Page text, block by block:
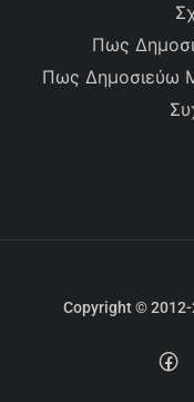
Πως
Πως Δημοσιεύω
Copyright ©